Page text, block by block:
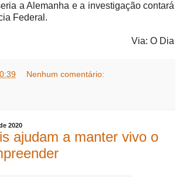
a Alemanha e a investigação contará
Federal.
Via: O Dia
Nenhum comentário:
2020
ajudam a manter vivo o